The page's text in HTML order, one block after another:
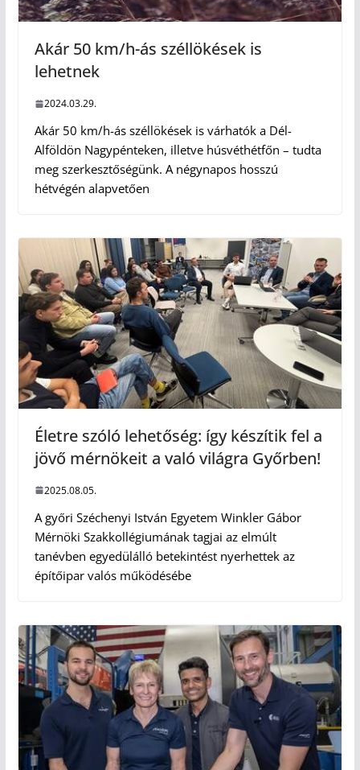
Akár 50 km/h-ás széllökések is
lehetnek
2024.03.29.
Akár 50 km/h-ás széllökések is várhatók a Dél-
Alföldön Nagypénteken, illetve húsvéthétfőn – tudta
meg szerkesztőségünk. A négynapos hosszú
hétvégén alapvetően
Életre szóló lehetőség: így készítik fel a
jövő mérnökeit a való világra Győrben!
2025.08.05.
A győri Széchenyi István Egyetem Winkler Gábor
Mérnöki Szakkollégiumának tagjai az elmúlt
tanévben egyedülálló betekintést nyerhettek az
építőipar valós működésébe